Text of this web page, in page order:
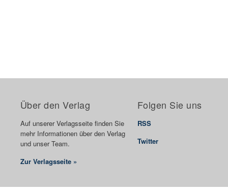
Über den Verlag
Auf unserer Verlagsseite finden Sie
mehr Informationen über den Verlag
und unser Team.
Zur Verlagsseite »
Folgen Sie uns
RSS
Twitter